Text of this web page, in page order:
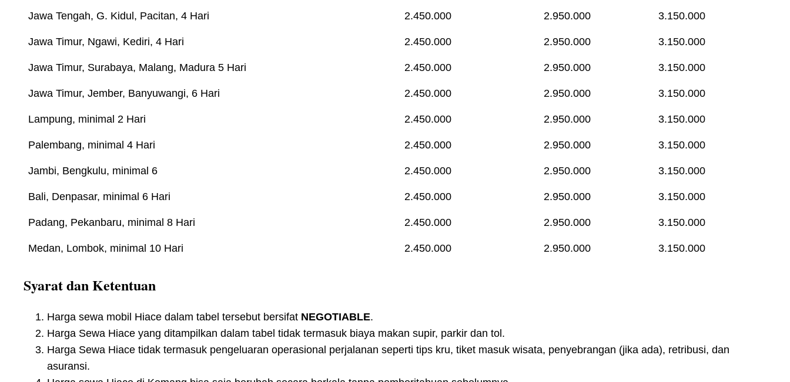
Jawa Tengah, G. Kidul, Pacitan, 4 Hari 2.450.000 2.950.000 3.150.000
Jawa Timur, Ngawi, Kediri, 4 Hari 2.450.000 2.950.000 3.150.000
Jawa Timur, Surabaya, Malang, Madura 5 Hari 2.450.000 2.950.000 3.150.000
Jawa Timur, Jember, Banyuwangi, 6 Hari 2.450.000 2.950.000 3.150.000
Lampung, minimal 2 Hari 2.450.000 2.950.000 3.150.000
Palembang, minimal 4 Hari 2.450.000 2.950.000 3.150.000
Jambi, Bengkulu, minimal 6 2.450.000 2.950.000 3.150.000
Bali, Denpasar, minimal 6 Hari 2.450.000 2.950.000 3.150.000
Padang, Pekanbaru, minimal 8 Hari 2.450.000 2.950.000 3.150.000
Medan, Lombok, minimal 10 Hari 2.450.000 2.950.000 3.150.000
Syarat dan Ketentuan
Harga sewa mobil Hiace dalam tabel tersebut bersifat NEGOTIABLE.
Harga Sewa Hiace yang ditampilkan dalam tabel tidak termasuk biaya makan supir, parkir dan tol.
Harga Sewa Hiace tidak termasuk pengeluaran operasional perjalanan seperti tips kru, tiket masuk wisata, penyebrangan (jika ada), retribusi, dan
asuransi.